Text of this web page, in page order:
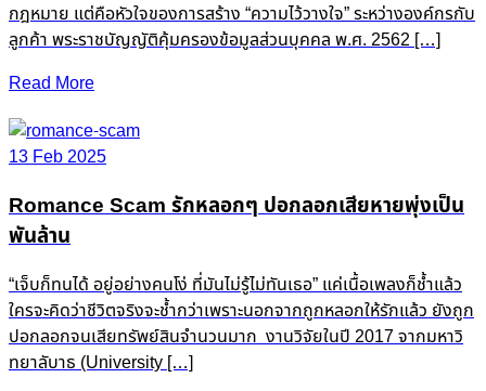
กฎหมาย แต่คือหัวใจของการสร้าง “ความไว้วางใจ” ระหว่างองค์กรกับ
ลูกค้า พระราชบัญญัติคุ้มครองข้อมูลส่วนบุคคล พ.ศ. 2562 […]
Read More
13 Feb 2025
Romance Scam รักหลอกๆ ปอกลอกเสียหายพุ่งเป็น
พันล้าน
“เจ็บก็ทนได้ อยู่อย่างคนโง่ ที่มันไม่รู้ไม่ทันเธอ” แค่เนื้อเพลงก็ช้ำแล้ว
ใครจะคิดว่าชีวิตจริงจะช้ำกว่าเพราะนอกจากถูกหลอกให้รักแล้ว ยังถูก
ปอกลอกจนเสียทรัพย์สินจำนวนมาก งานวิจัยในปี 2017 จากมหาวิ
ทยาลับาธ (University […]